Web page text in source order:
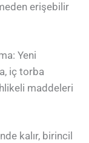
erişebilir
Yeni
iç torba
maddeleri
kalır, birincil